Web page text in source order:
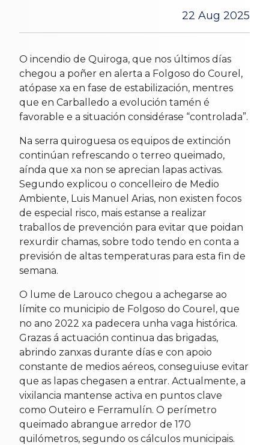
22 Aug 2025
O incendio de Quiroga, que nos últimos días
chegou a poñer en alerta a Folgoso do Courel,
atópase xa en fase de estabilización, mentres
que en Carballedo a evolución tamén é
favorable e a situación considérase “controlada”.
Na serra quiroguesa os equipos de extinción
continúan refrescando o terreo queimado,
aínda que xa non se aprecian lapas activas.
Segundo explicou o concelleiro de Medio
Ambiente, Luis Manuel Arias, non existen focos
de especial risco, mais estanse a realizar
traballos de prevención para evitar que poidan
rexurdir chamas, sobre todo tendo en conta a
previsión de altas temperaturas para esta fin de
semana.
O lume de Larouco chegou a achegarse ao
límite co municipio de Folgoso do Courel, que
no ano 2022 xa padecera unha vaga histórica.
Grazas á actuación continua das brigadas,
abrindo zanxas durante días e con apoio
constante de medios aéreos, conseguiuse evitar
que as lapas chegasen a entrar. Actualmente, a
vixilancia mantense activa en puntos clave
como Outeiro e Ferramulín. O perímetro
queimado abrangue arredor de 170
quilómetros, segundo os cálculos municipais.